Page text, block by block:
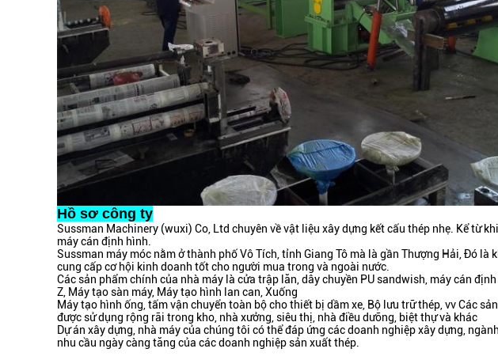
Hồ sơ công ty
Sussman Machinery (wuxi) Co, Ltd chuyên về vật liệu xây dựng kết cấu thép nhẹ. Kể từ
máy cán định hình.
Sussman máy móc nằm ở thành phố Vô Tích, tỉnh Giang Tô mà là gần Thượng Hải, Đó
cung cấp cơ hội kinh doanh tốt cho người mua trong và ngoài nước.
Các sản phẩm chính của nhà máy là cửa trập lăn, dây chuyền PU sandwish, máy cán
Z, Máy tạo sàn máy, Máy tạo hình lan can, Xuống
Máy tạo hình ống, tấm vận chuyển toàn bộ cho thiết bị dầm xe, Bộ lưu trữ thép, vv Các
được sử dụng rộng rãi trong kho, nhà xưởng, siêu thị, nhà điều dưỡng, biệt thự và khác
Dự án xây dựng, nhà máy của chúng tôi có thể đáp ứng các doanh nghiệp xây dựng,
nhu cầu ngày càng tăng của các doanh nghiệp sản xuất thép.